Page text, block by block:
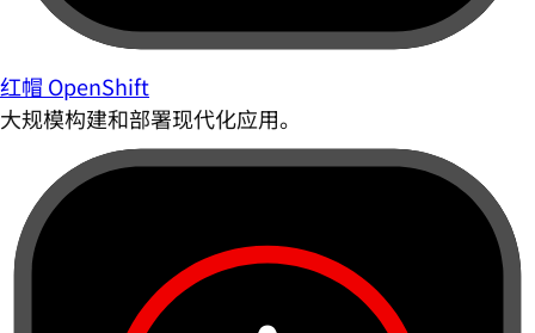
红帽 OpenShift
大规模构建和部署现代化应用。